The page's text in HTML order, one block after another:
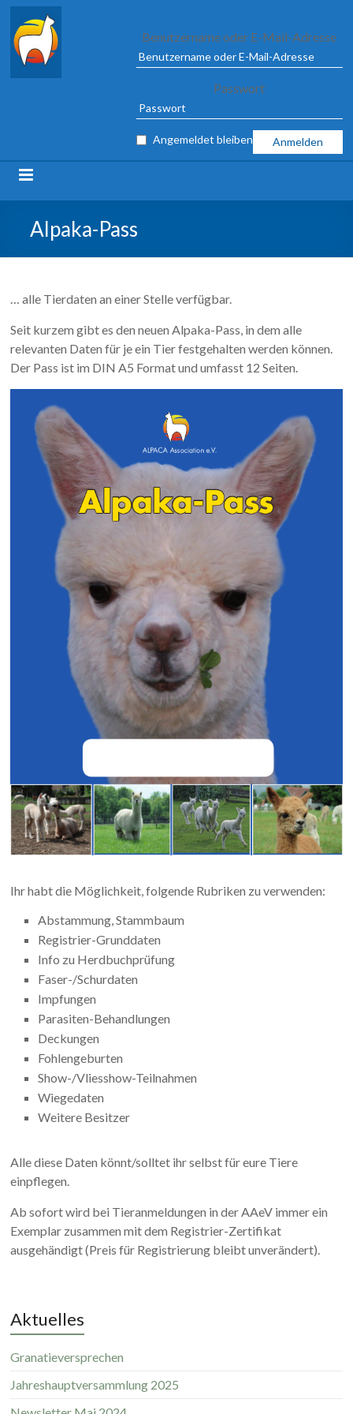
Alpaca
Association
TO
09
MARCH
2025
ILSHOFEN
Benutzername oder E-Mail-Adresse
Passwort
Angemeldet bleiben
Alpaka-Pass
… alle Tierdaten an einer Stelle verfügbar.
Seit kurzem gibt es den neuen Alpaka-Pass, in dem alle
relevanten Daten für je ein Tier festgehalten werden können.
Der Pass ist im DIN A5 Format und umfasst 12 Seiten.
Ihr habt die Möglichkeit, folgende Rubriken zu verwenden:
Abstammung, Stammbaum
Registrier-Grunddaten
Info zu Herdbuchprüfung
Faser-/Schurdaten
Impfungen
Parasiten-Behandlungen
Deckungen
Fohlengeburten
Show-/Vliesshow-Teilnahmen
Wiegedaten
Weitere Besitzer
Alle diese Daten könnt/solltet ihr selbst für eure Tiere
einpflegen.
Ab sofort wird bei Tieranmeldungen in der AAeV immer ein
Exemplar zusammen mit dem Registrier-Zertifikat
ausgehändigt (Preis für Registrierung bleibt unverändert).
Aktuelles
Granatieversprechen
Jahreshauptversammlung 2025